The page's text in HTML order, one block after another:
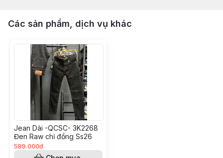
Các sản phẩm, dịch vụ khác
Jean Dài -QCSC- 3K2268
Đen Raw chỉ đồng Ss26
589.000đ